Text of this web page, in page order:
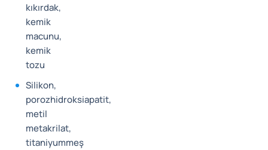
kıkırdak,
kemik
macunu,
kemik
tozu
Silikon,
porozhidroksiapatit,
metil
metakrilat,
titaniyummeş